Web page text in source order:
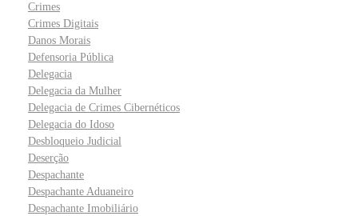
Crimes
Crimes Digitais
Danos Morais
Defensoria Pública
Delegacia
Delegacia da Mulher
Delegacia de Crimes Cibernéticos
Delegacia do Idoso
Desbloqueio Judicial
Deserção
Despachante
Despachante Aduaneiro
Despachante Imobiliário